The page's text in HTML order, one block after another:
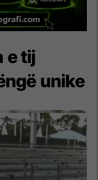
e tij
unike